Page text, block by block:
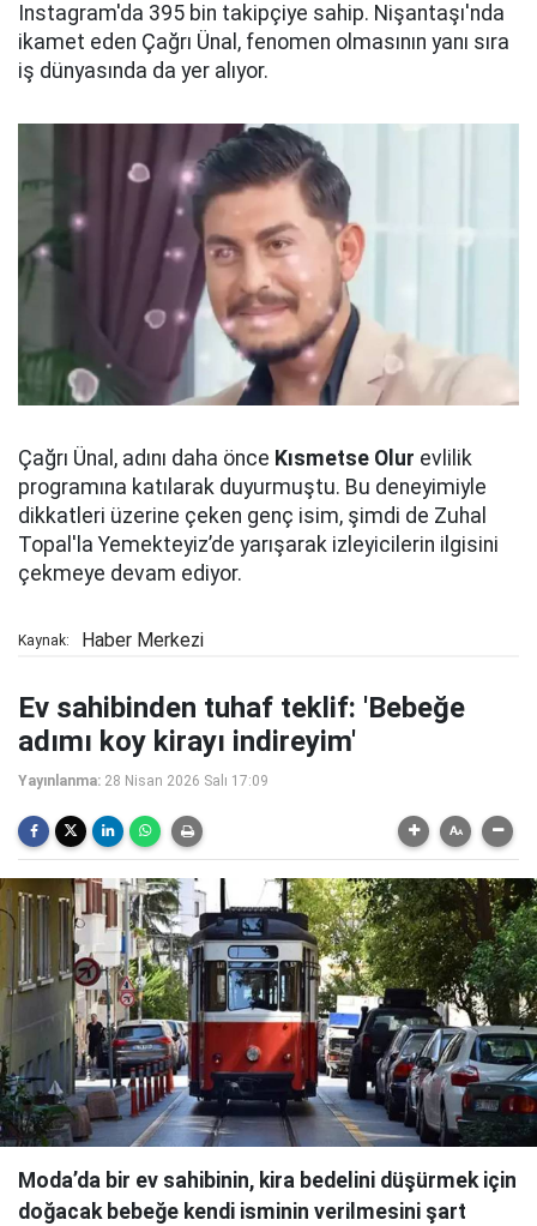
Instagram'da 395 bin takipçiye sahip. Nişantaşı'nda
ikamet eden Çağrı Ünal, fenomen olmasının yanı sıra
iş dünyasında da yer alıyor.
Çağrı Ünal, adını daha önce Kısmetse Olur evlilik
programına katılarak duyurmuştu. Bu deneyimiyle
dikkatleri üzerine çeken genç isim, şimdi de Zuhal
Topal'la Yemekteyiz’de yarışarak izleyicilerin ilgisini
çekmeye devam ediyor.
Kaynak: Haber Merkezi
Ev sahibinden tuhaf teklif: 'Bebeğe
adımı koy kirayı indireyim'
Yayınlanma: 28 Nisan 2026 Salı 17:09
Moda’da bir ev sahibinin, kira bedelini düşürmek için
doğacak bebeğe kendi isminin verilmesini şart